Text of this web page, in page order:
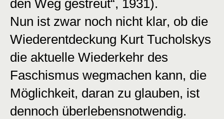
den Weg gestreut“, 1931).
Nun ist zwar noch nicht klar, ob die
Wiederentdeckung Kurt Tucholskys
die aktuelle Wiederkehr des
Faschismus wegmachen kann, die
Möglichkeit, daran zu glauben, ist
dennoch überlebensnotwendig.